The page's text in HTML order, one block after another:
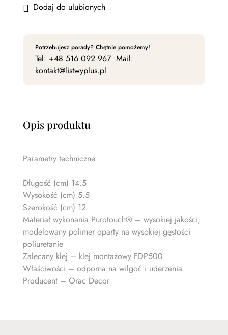
Dodaj do ulubionych
Potrzebujesz porady? Chętnie pomożemy!
Tel: +48 516 092 967 Mail:
kontakt@listwyplus.pl
Opis produktu
Parametry techniczne
Długość (cm) 14.5
Wysokość (cm) 5.5
Szerokość (cm) 12
Materiał wykonania Purotouch® – wysokiej jakości,
modelowany polimer oparty na wysokiej gęstości
poliuretanie
Zalecany klej – klej montażowy FDP500
Właściwości – odporna na wilgoć i uderzenia
Producent – Orac Decor